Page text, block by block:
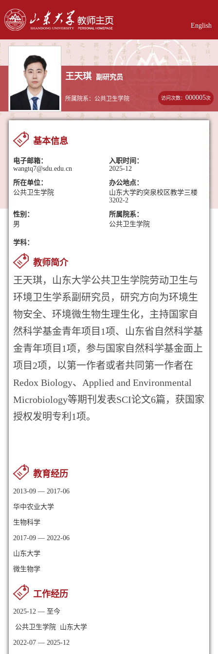
English
王天琪 副研究员
所属院系：公共卫生学院 访问次数：000005次
基本信息
电子邮箱：
wangtq7@sdu.edu.cn
入职时间：
2025-12
所在单位：
公共卫生学院
办公地点：
山东大学趵突泉校区教学三楼
3202-2
性别：
男
所属院系：
公共卫生学院
学科：
教师简介
王天琪，山东大学公共卫生学院劳动卫生与
环境卫生学系副研究员，研究方向为环境生
物安全、 环境微生物生理生化，主持国家自
然科学基金青年项目 1项、山东省自然科学基
金青年项目 1项， 参与国家自然科学基金面上
项目 2项， 以第一作者或者共同第一作者在
Redox Biology、Applied and Environmental
Microbiology等期刊 发表SCI论文6篇，获国家
授权发明专利 1项。
教育经历
2013-09 — 2017-06
华中农业大学
生物科学
2017-09 — 2022-06
山东大学
微生物学
工作经历
2025-12 — 至今
公共卫生学院 山东大学
2022-07 — 2025-12